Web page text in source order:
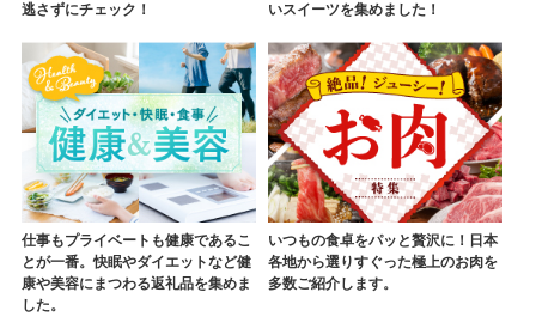
逃さずにチェック！
いスイーツを集めました！
仕事もプライベートも健康であるこ
とが一番。快眠やダイエットなど健
康や美容にまつわる返礼品を集めま
した。
いつもの食卓をパッと贅沢に！日本
各地から選りすぐった極上のお肉を
多数ご紹介します。